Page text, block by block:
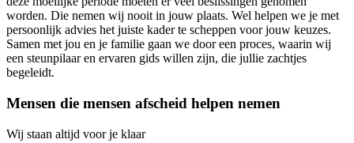
worden. Die nemen wij nooit in jouw plaats. Wel helpen we je met
persoonlijk advies het juiste kader te scheppen voor jouw keuzes.
Samen met jou en je familie gaan we door een proces, waarin wij
een steunpilaar en ervaren gids willen zijn, die jullie zachtjes
begeleidt.
Mensen die mensen afscheid helpen nemen
Wij staan altijd voor je klaar